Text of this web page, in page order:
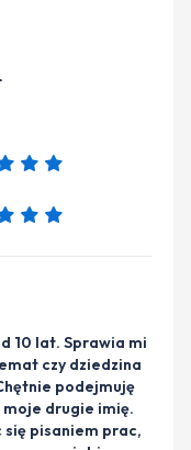
10 lat. Sprawia mi
czy dziedzina
podejmuję
moje drugie imię.
się pisaniem prac,